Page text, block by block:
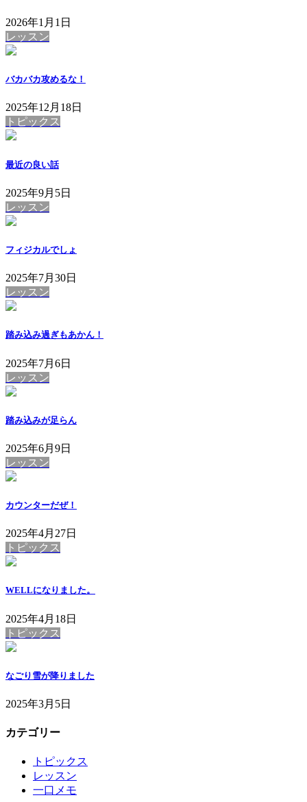
2026年1月1日
レッスン
バカバカ攻めるな！
2025年12月18日
トピックス
最近の良い話
2025年9月5日
レッスン
フィジカルでしょ
2025年7月30日
レッスン
踏み込み過ぎもあかん！
2025年7月6日
レッスン
踏み込みが足らん
2025年6月9日
レッスン
カウンターだぜ！
2025年4月27日
トピックス
WELLになりました。
2025年4月18日
トピックス
なごり雪が降りました
2025年3月5日
カテゴリー
トピックス
レッスン
一口メモ